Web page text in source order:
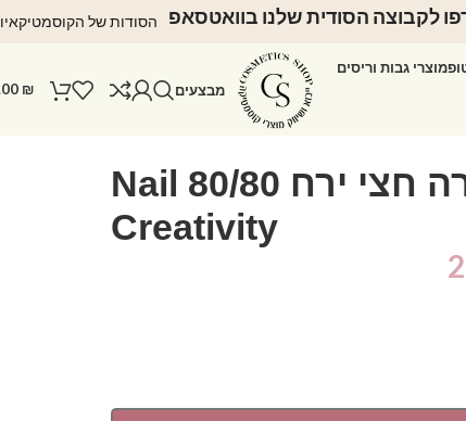
לקבוצה הסודית שלנו בוואטסאפ הסודות של
מוצרי גבות וריסים
מבצעים ₪
פצירה זברה חצי ירח 80/80 Nail
Creativity